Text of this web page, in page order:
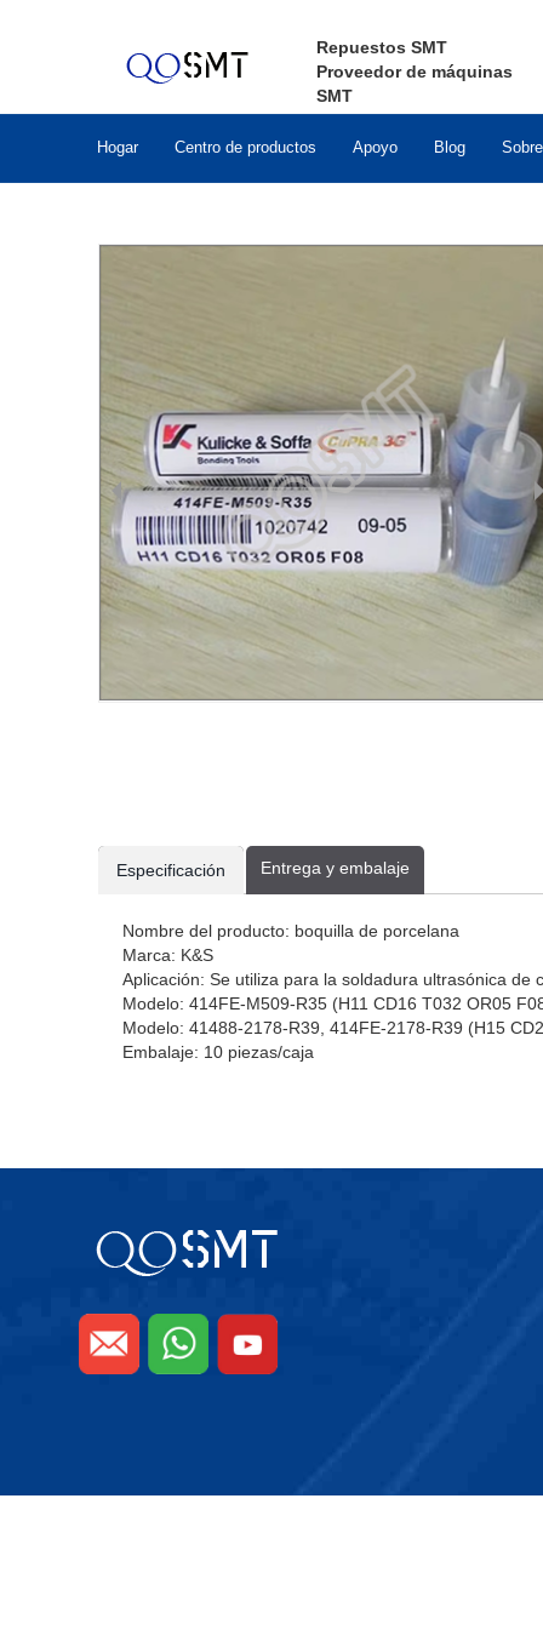
Repuestos SMT
Proveedor de máquinas
SMT
Hogar Centro de productos Apoyo Blog
current
pestaña
Especificación Entrega y embalaje
Nombre del producto: boquilla de porcelana
Marca: K&S
Aplicación: Se utiliza para la soldadura ultrasónica
Modelo: 414FE-M509-R35 (H11 CD16 T032 OR05
Modelo: 41488-2178-R39, 414FE-2178-R39 (H15
Embalaje: 10 piezas/caja